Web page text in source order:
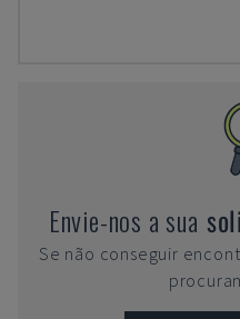
Envie-nos a sua
Se não conseguir